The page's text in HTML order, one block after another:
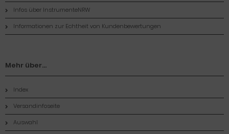
Infos über InstrumenteNRW
Informationen zur Echtheit von Kundenbewertungen
Mehr über...
Index
Versandinfoseite
Auswahl